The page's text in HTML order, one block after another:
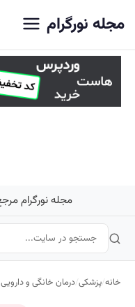
مجله نورگرام
مجله نورگرام
خانه/پزشکی/درمان خانگی و